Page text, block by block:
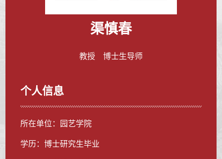
渠慎春
教授 博士生导师
个人信息
所在单位：园艺学院
学历：博士研究生毕业